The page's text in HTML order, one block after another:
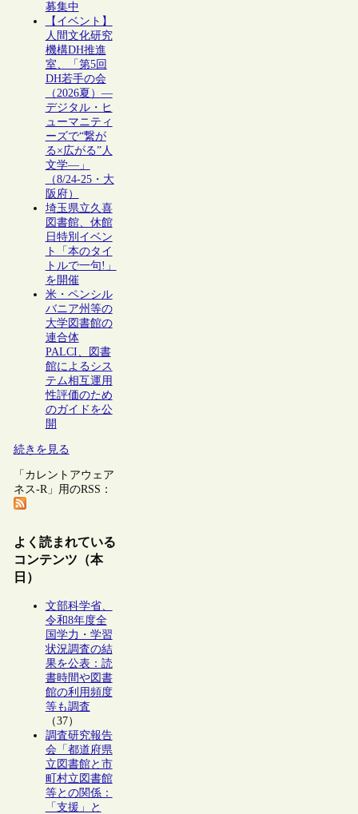
募集中
【イベント】
人間文化研究
機構DH推進
室、「第5回
DH若手の会
（2026夏）―
デジタル・ヒ
ューマニティ
ーズで“繋が
る×広がる”人
文学―」
（8/24-25・大
阪府）
埼玉県立久喜
図書館、休館
日特別イベン
ト「本のタイ
トルで一句!」
を開催
米・ペンシル
バニア州等の
大学図書館の
連合体
PALCI、図書
館によるシス
テム相互運用
性評価のため
のガイドを公
開
続きを見る
「カレントアウェア
ネス-R」用のRSS：
よく読まれている
コンテンツ（本
日）
文部科学省、
令和8年度全
国学力・学習
状況調査の結
果を公表：読
書時間や図書
館の利用頻度
等も調査
（37）
調査研究報告
会「都道府県
立図書館と市
町村立図書館
等との関係：
「支援」と